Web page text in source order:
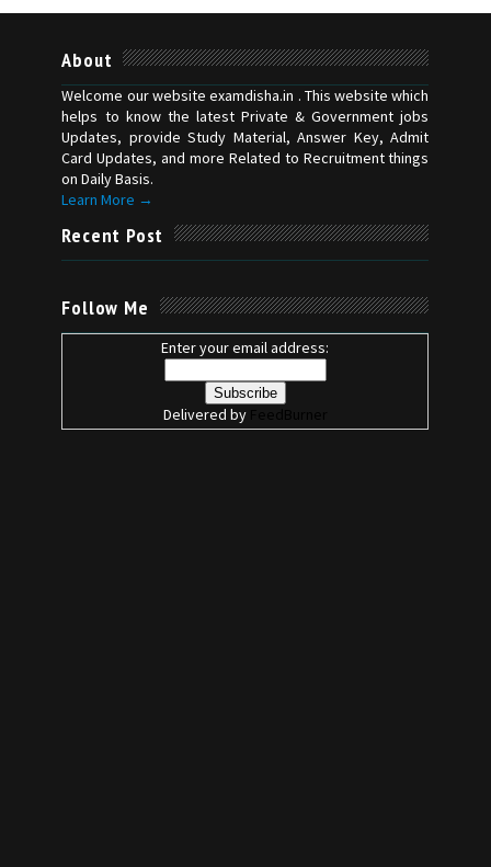
About
Welcome our website examdisha.in . This website which
helps to know the latest Private & Government jobs
Updates, provide Study Material, Answer Key, Admit
Card Updates, and more Related to Recruitment things
on Daily Basis.
Learn More →
Recent Post
Follow Me
Enter your email address:
Delivered by